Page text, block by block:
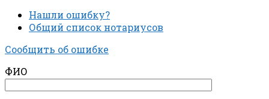
Нашли ошибку?
Общий список нотариусов
Сообщить об ошибке
ФИО